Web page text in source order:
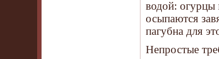
водой: огурцы
осыпаются
пагубна для
Непростые